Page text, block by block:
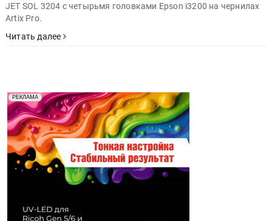
JET SOL 3204 с четырьмя головками Epson i3200 на чернилах
Artix Pro.
Читать далее
РЕКЛАМА
Реклама. Рекламодатель ООО "Передовые Системы
Печати" erid: 2SDnjd2d4Qz